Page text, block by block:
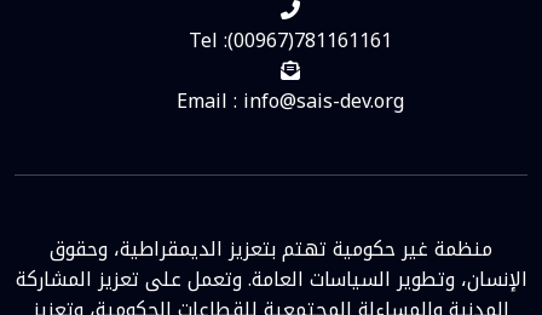
Tel :(00967)781161161
Email : info@sais-dev.org
منظمة غير حكومية تهتم بتعزيز الديمقراطية، وحقوق
الإنسان، وتطوير السياسات العامة. وتعمل على تعزيز المشاركة